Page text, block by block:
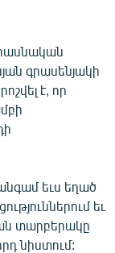
գրասենյակի
է, որ
եւս եղած
եւ
տարբերակը
նիստում: